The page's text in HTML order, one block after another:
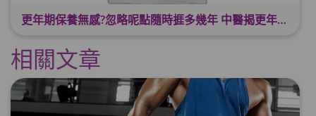
更年期保養無感?忽略呢點隨時捱多幾年 中醫揭更年保養關鍵 輕鬆舒適渡過更年期
相關文章